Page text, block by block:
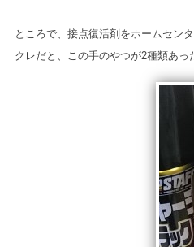
ところで、接点復活剤をホームセン
クレだと、この手のやつが2種類あっ